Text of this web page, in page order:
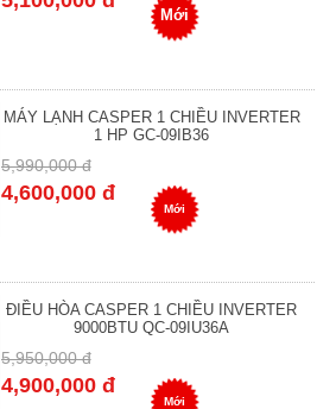
Mới
MÁY LẠNH CASPER 1 CHIỀU INVERTER
1 HP GC-09IB36
5,990,000 đ
4,600,000 đ
Mới
ĐIỀU HÒA CASPER 1 CHIỀU INVERTER
9000BTU QC-09IU36A
5,950,000 đ
4,900,000 đ
Mới